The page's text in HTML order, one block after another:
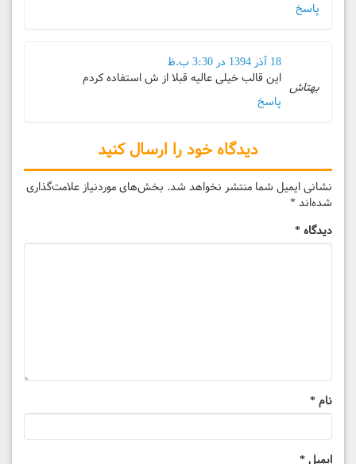
پاسخ
بهتاش
18 آذر 1394 در 3:30 ب.ظ
این قالب خیلی عالیه قبلا از ش استفاده کردم
پاسخ
دیدگاه خود را ارسال کنید
نشانی ایمیل شما منتشر نخواهد شد. بخش‌های موردنیاز علامت‌گذاری
شده‌اند *
دیدگاه *
نام *
ایمیل *